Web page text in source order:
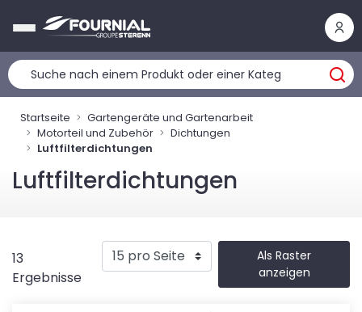
Startseite
Gartengeräte und Gartenarbeit
Motorteil und Zubehör
Dichtungen
Luftfilterdichtungen
Luftfilterdichtungen
13
Ergebnisse
Als Raster
anzeigen